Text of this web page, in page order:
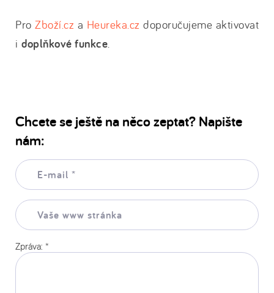
Pro Zboží.cz a Heureka.cz doporučujeme aktivovat
i doplňkové funkce.
Chcete se ještě na něco zeptat? Napište
nám:
E-
mail:
Vaše
www
stránka:
Zpráva: *